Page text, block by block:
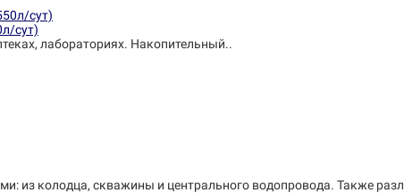
сут)
лабораториях. Накопительный..
из колодца, скважины и центрального водопровода. Также